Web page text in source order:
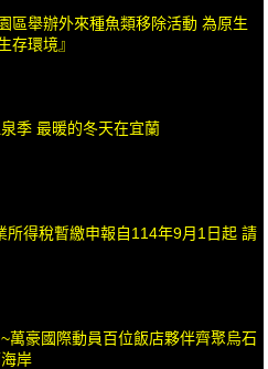
區舉辦外來種魚類移除活動 為原生
存環境』
季 最暖的冬天在宜蘭
所得稅暫繳申報自114年9月1日起 請
萬豪國際動員百位飯店夥伴齊聚烏石
岸